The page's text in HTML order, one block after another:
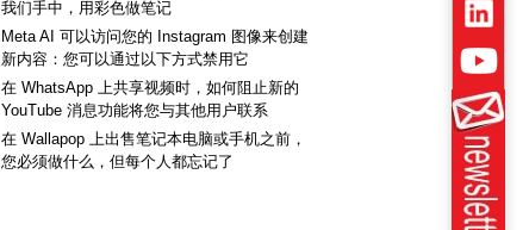
我们手中，用彩色做笔记
Meta AI 可以访问您的 Instagram 图像来创建
新内容：您可以通过以下方式禁用它
在 WhatsApp 上共享视频时，如何阻止新的
YouTube 消息功能将您与其他用户联系
在 Wallapop 上出售笔记本电脑或手机之前，
您必须做什么，但每个人都忘记了